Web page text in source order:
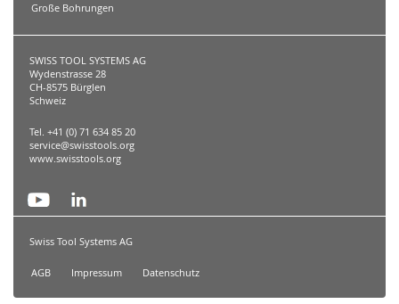
Große Bohrungen
SWISS TOOL SYSTEMS AG
Wydenstrasse 28
CH-8575 Bürglen
Schweiz
Tel. +41 (0) 71 634 85 20
service@swisstools.org
www.swisstools.org
Swiss Tool Systems AG
AGB Impressum Datenschutz